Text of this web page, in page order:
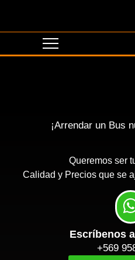
¡Arrendar un Bus
Queremos ser
Calidad y Precios que se
Escríbenos
+569